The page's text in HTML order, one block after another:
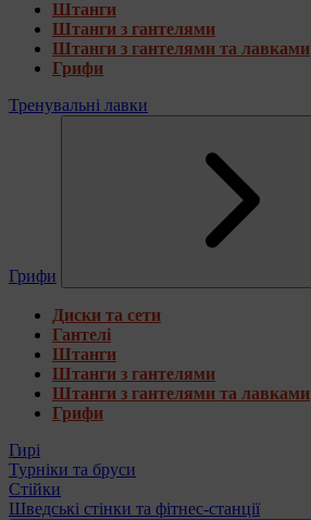
Штанги
Штанги з гантелями
Штанги з гантелями та лавками
Грифи
Тренувальні лавки
Грифи
Диски та сети
Гантелі
Штанги
Штанги з гантелями
Штанги з гантелями та лавками
Грифи
Гирі
Турніки та бруси
Стійки
Шведські стінки та фітнес-станції